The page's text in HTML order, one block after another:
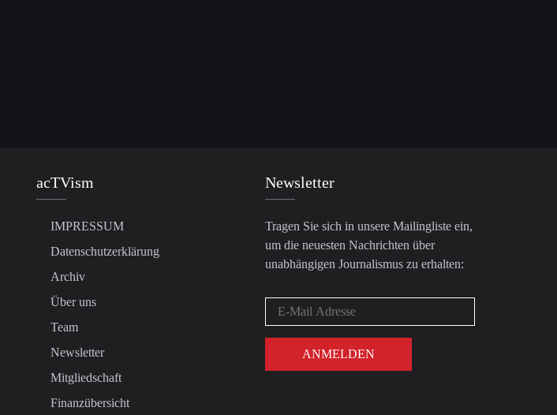
acTVism
IMPRESSUM
Datenschutzerklärung
Archiv
Über uns
Team
Newsletter
Mitgliedschaft
Finanzübersicht
Newsletter
Tragen Sie sich in unsere Mailingliste ein,
um die neuesten Nachrichten über
unabhängigen Journalismus zu erhalten: